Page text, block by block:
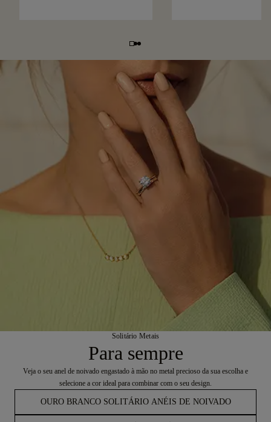
Solitário Metais
Para sempre
Veja o seu anel de noivado engastado à mão no metal precioso da sua escolha e
selecione a cor ideal para combinar com o seu design.
OURO BRANCO SOLITÁRIO ANÉIS DE NOIVADO